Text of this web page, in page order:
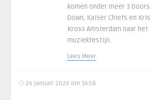
komen onder meer 3 Doors
Down, Kaiser Chiefs en Kris
Kross Amsterdam naar het
muziekfestijn.
Lees Meer
24 januari 2020 om 14:58